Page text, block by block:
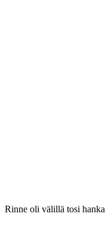
Rinne oli välillä tosi